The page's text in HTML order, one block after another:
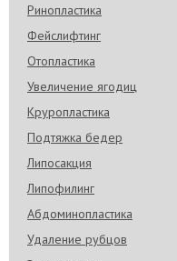
Ринопластика
Фейслифтинг
Отопластика
Увеличение ягодиц
Круропластика
Подтяжка бедер
Липосакция
Липофилинг
Абдоминопластика
Удаление рубцов